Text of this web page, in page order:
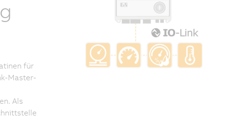
für
Master-
Als